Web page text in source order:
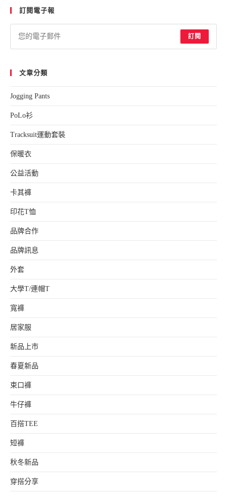
訂閱電子報
訂閱
文章分類
Jogging Pants
PoLo衫
Tracksuit運動套裝
保暖衣
公益活動
卡其褲
印花T恤
品牌合作
品牌訊息
外套
大學T/連帽T
寬褲
居家服
新品上市
春夏新品
束口褲
牛仔褲
百搭TEE
短褲
秋冬新品
穿搭分享